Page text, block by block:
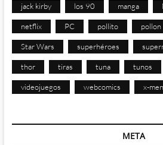
jack kirby los 90 manga
netflix PC pollito pollon
Star Wars superhéroes
thor tiras tuna tunos
videojuegos webcomics x-men
META